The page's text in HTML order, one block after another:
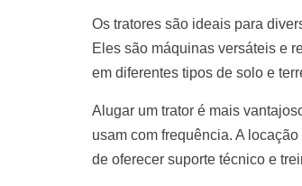
Os tratores são ideais para
Eles são máquinas versáteis e
em diferentes tipos de solo e
Alugar um trator é mais
usam com frequência. A
de oferecer suporte técnico e